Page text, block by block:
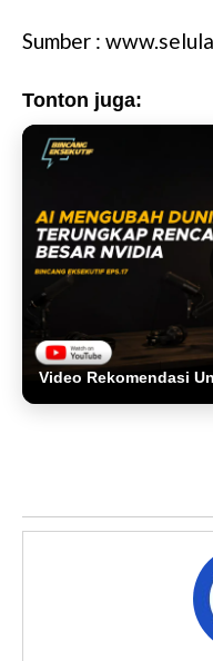
Sumber :
Tonton juga:
Video Rekomendasi